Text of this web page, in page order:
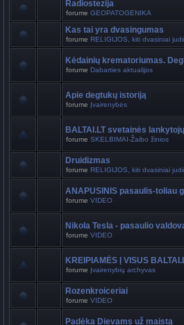
Radiostezija
forume GEOPATOGENIKA
Kas tai yra dvasingumas
forume RELIGIJOS, kiti dvasiniai
Kėdainių krematoriumas.
forume Dabarties aktualijos
Apie degtukų istoriją
forume Įvairenybės
BALTAI.LT svetainės
forume SKELBIMAI-Žaibo žinios
Druidizmas
forume RELIGIJOS, kiti dvasiniai
ANAPUSINIS pasaulis-toliau
forume VIDEO
Nikola Tesla - pasaulio
forume VIDEO
KREIPIAMĖS Į VISUS
forume Įvairenybių archyvas
Rozenkroiceriai
forume VIDEO
Padėka Dievams už maistą